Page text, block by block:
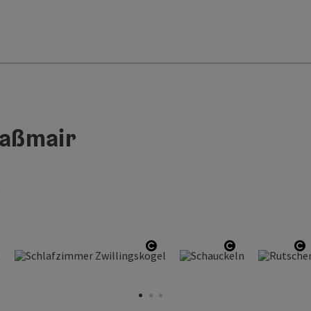
Copyright Start CopyrightStart